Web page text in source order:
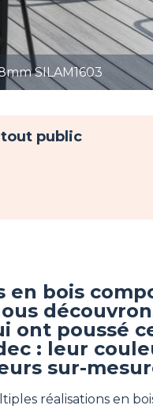
138mm
public
bois
ont poussé
: leur
sur-
réalisations en